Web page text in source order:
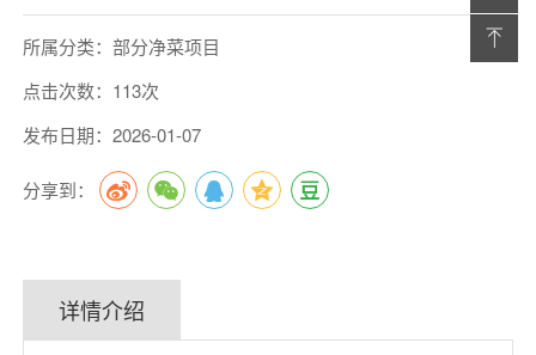
所属分类：部分净菜项目
点击次数：113次
发布日期：2026-01-07
分享到：
详情介绍